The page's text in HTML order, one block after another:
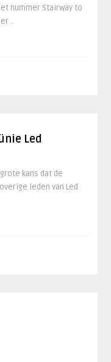
nummer Stairway to
..
Led
kans dat de
leden van Led